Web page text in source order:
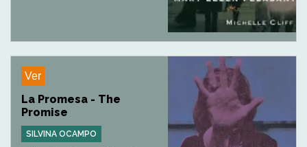
Ver
La Promesa - The
Promise
SILVINA OCAMPO